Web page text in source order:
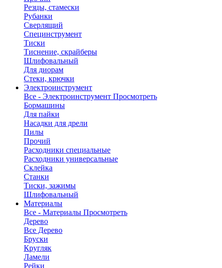
Резцы, стамески
Рубанки
Сверлящий
Специнструмент
Тиски
Тиснение, скрайберы
Шлифовальный
Для диорам
Стеки, крючки
Электроинструмент
Все - Электроинструмент Просмотреть
Бормашины
Для пайки
Насадки для дрели
Пилы
Прочий
Расходники специальные
Расходники универсальные
Склейка
Станки
Тиски, зажимы
Шлифовальный
Материалы
Все - Материалы Просмотреть
Дерево
Все Дерево
Бруски
Кругляк
Ламели
Рейки